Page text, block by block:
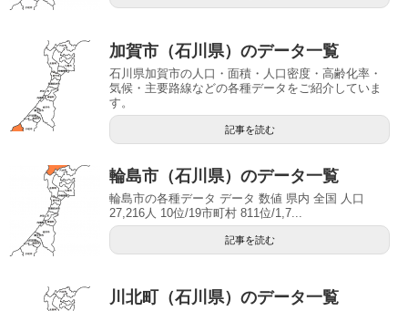
加賀市（石川県）のデータ一覧
石川県加賀市の人口・面積・人口密度・高齢化率・
気候・主要路線などの各種データをご紹介していま
す。
記事を読む
輪島市（石川県）のデータ一覧
輪島市の各種データ データ 数値 県内 全国 人口
27,216人 10位/19市町村 811位/1,7...
記事を読む
川北町（石川県）のデータ一覧